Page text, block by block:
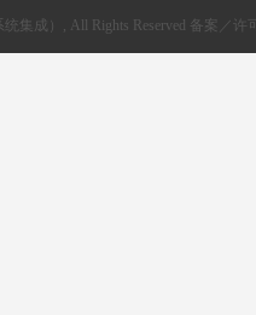
集成）, All Rights Reserved 备案／